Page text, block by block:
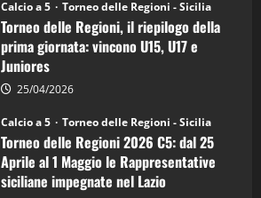
è
vicecampione
d’Italia
Calcio a 5 Torneo delle Regioni - Sicilia
Torneo delle Regioni, il riepilogo della
prima giornata: vincono U15, U17 e
Juniores
25/04/2026
Calcio a 5 Torneo delle Regioni - Sicilia
Torneo delle Regioni 2026 C5: dal 25
Aprile al 1 Maggio le Rappresentative
siciliane impegnate nel Lazio